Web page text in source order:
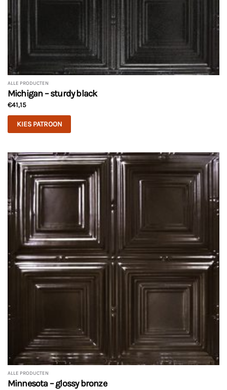
ALLE PRODUCTEN
Michigan – sturdy black
€41,15
KIES PATROON
ALLE PRODUCTEN
Minnesota – glossy bronze